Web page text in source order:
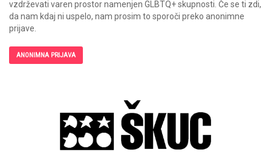
vzdrževati varen prostor namenjen GLBTQ+ skupnosti. Če se ti zdi,
da nam kdaj ni uspelo, nam prosim to sporoči preko anonimne
prijave.
ANONIMNA PRIJAVA